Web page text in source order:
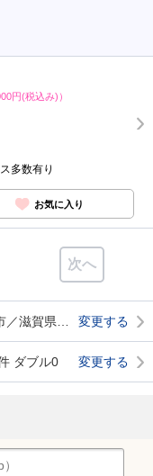
円(税込み)）
多数有り
お気に入り
次へ
変更する
ダブル0 変更する